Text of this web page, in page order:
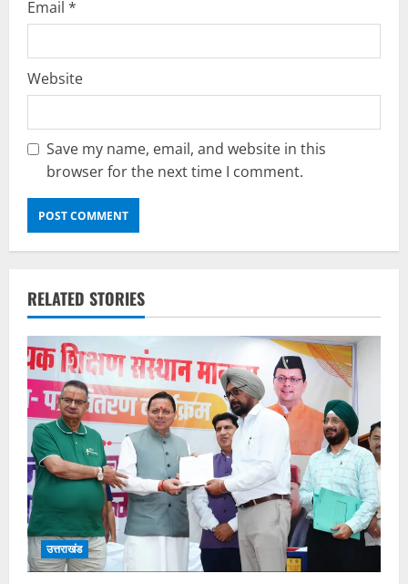
Email *
Website
Save my name, email, and website in this
browser for the next time I comment.
RELATED STORIES
उत्तराखंड